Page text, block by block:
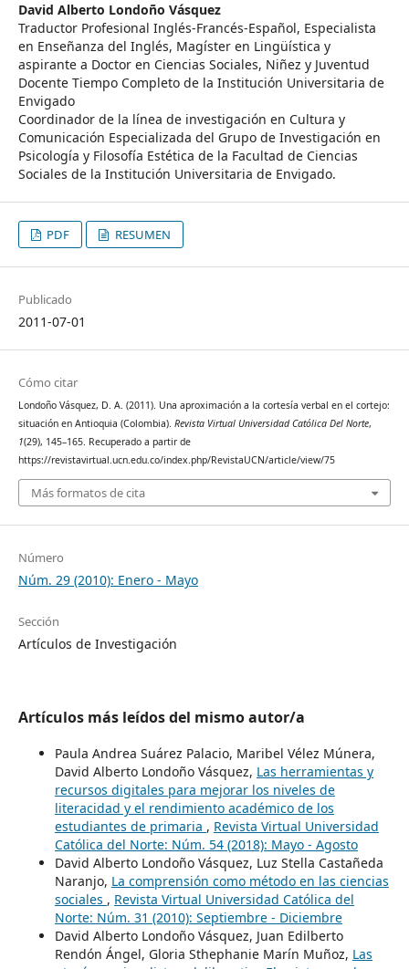
David Alberto Londoño Vásquez
Traductor Profesional Inglés-Francés-Español, Especialista
en Enseñanza del Inglés, Magíster en Lingüística y
aspirante a Doctor en Ciencias Sociales, Niñez y Juventud
Docente Tiempo Completo de la Institución Universitaria de
Envigado
Coordinador de la línea de investigación en Cultura y
Comunicación Especializada del Grupo de Investigación en
Psicología y Filosofía Estética de la Facultad de Ciencias
Sociales de la Institución Universitaria de Envigado.
PDF RESUMEN
Publicado
2011-07-01
Cómo citar
Londoño Vásquez, D. A. (2011). Una aproximación a la cortesía verbal en el cortejo:
situación en Antioquia (Colombia). Revista Virtual Universidad Católica Del Norte,
1(29), 145–165. Recuperado a partir de
https://revistavirtual.ucn.edu.co/index.php/RevistaUCN/article/view/75
Más formatos de cita
Número
Núm. 29 (2010): Enero - Mayo
Sección
Artículos de Investigación
Artículos más leídos del mismo autor/a
Paula Andrea Suárez Palacio, Maribel Vélez Múnera,
David Alberto Londoño Vásquez, Las herramientas y
recursos digitales para mejorar los niveles de
literacidad y el rendimiento académico de los
estudiantes de primaria , Revista Virtual Universidad
Católica del Norte: Núm. 54 (2018): Mayo - Agosto
David Alberto Londoño Vásquez, Luz Stella Castañeda
Naranjo, La comprensión como método en las ciencias
sociales , Revista Virtual Universidad Católica del
Norte: Núm. 31 (2010): Septiembre - Diciembre
David Alberto Londoño Vásquez, Juan Edilberto
Rendón Ángel, Gloria Sthephanie Marín Muñoz, Las